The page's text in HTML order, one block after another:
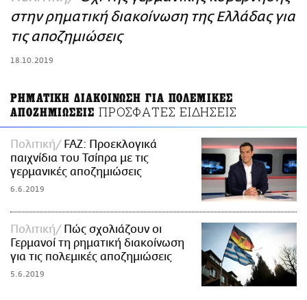
ΑΜΠΑ
PRINT
στην ρηματική διακοίνωση της Ελλάδας για
τις αποζημιώσεις
18.10.2019
ΡΗΜΑΤΙΚΗ ΔΙΑΚΟΙΝΩΣΗ ΓΙΑ ΠΟΛΕΜΙΚΕΣ
ΑΠΟΖΗΜΙΩΣΕΙΣ ΠΡΟΣΦΑΤΕΣ ΕΙΔΗΣΕΙΣ
Πολιτική
FAZ: Προεκλογικά
παιχνίδια του Τσίπρα με τις
γερμανικές αποζημιώσεις
6.6.2019
Πολιτική
Πώς σχολιάζουν οι
Γερμανοί τη ρηματική διακοίνωση
για τις πολεμικές αποζημιώσεις
5.6.2019